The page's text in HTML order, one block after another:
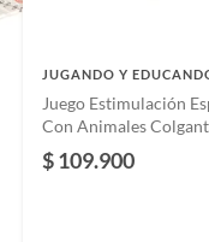
JUGANDO Y
Juego Estimulación
Con Animales
Para Bebés
$ 109.900